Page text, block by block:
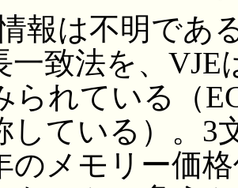
報は不明であ
一致法を、
られている（
している）。3
のメモリー価